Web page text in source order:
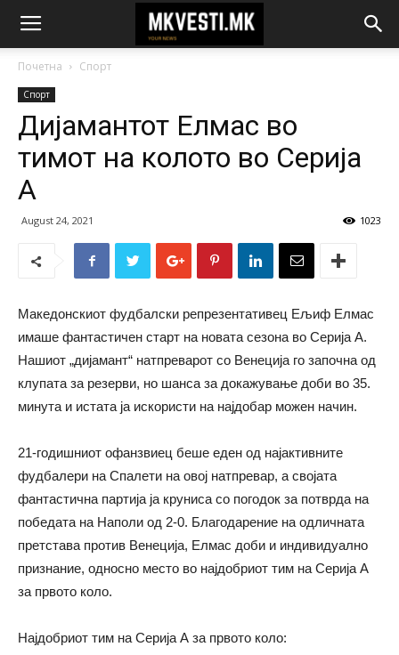
Почетна Спорт
Спорт
Дијамантот Елмас во
тимот на колото во Серија
А
August 24, 2021 1023
Македонскиот фудбалски репрезентативец Ељиф Елмас
имаше фантастичен старт на новата сезона во Серија А.
Нашиот „дијамант“ натпреварот со Венеција го започна од
клупата за резерви, но шанса за докажување доби во 35.
минута и истата ја искористи на најдобар можен начин.
21-годишниот офанзвиец беше еден од најактивните
фудбалери на Спалети на овој натпревар, а својата
фантастична партија ја круниса со погодок за потврда на
победата на Наполи од 2-0. Благодарение на одличната
претстава против Венеција, Елмас доби и индивидуално
признание, односно место во најдобриот тим на Серија А
за првото коло.
Најдобриот тим на Серија А за првото коло: